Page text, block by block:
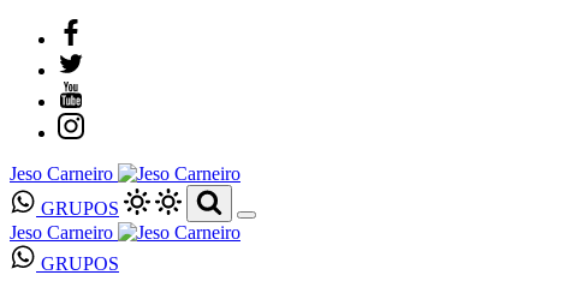
Jeso Carneiro
GRUPOS
Jeso Carneiro
GRUPOS